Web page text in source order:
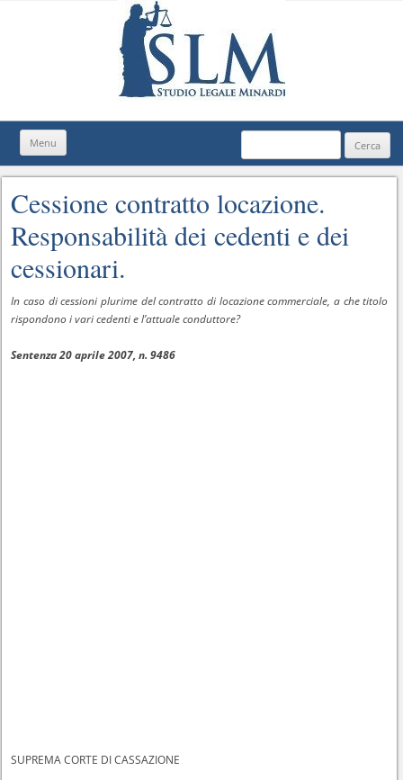
Menu
Vai
al
Cessione contratto locazione.
Responsabilità dei cedenti e dei
cessionari.
In caso di cessioni plurime del contratto di locazione commerciale, a che titolo
rispondono i vari cedenti e l’attuale conduttore?
Sentenza 20 aprile 2007, n. 9486
SUPREMA CORTE DI CASSAZIONE
per: